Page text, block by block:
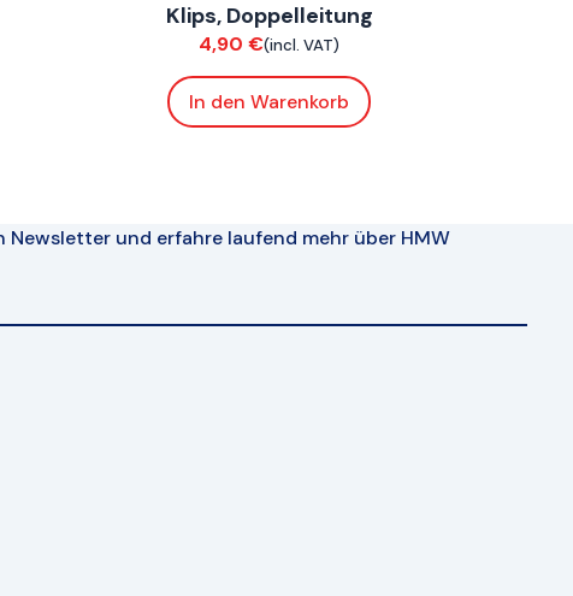
Klips, Doppelleitung
4,90€(incl. VAT)
In den Warenkorb
Newsletter und erfahre laufend mehr über HMW